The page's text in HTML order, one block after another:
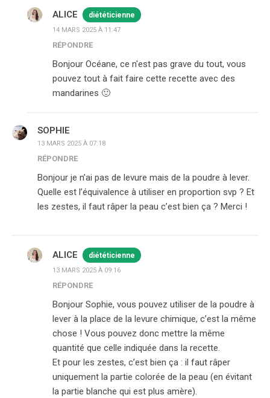
ALICE diététicienne
14 MARS 2025 À 11:47
RÉPONDRE
Bonjour Océane, ce n'est pas grave du tout, vous
pouvez tout à fait faire cette recette avec des
mandarines 🙂
SOPHIE
13 MARS 2025 À 07:18
RÉPONDRE
Bonjour je n’ai pas de levure mais de la poudre à lever.
Quelle est l’équivalence à utiliser en proportion svp ? Et
les zestes, il faut râper la peau c’est bien ça ? Merci !
ALICE diététicienne
13 MARS 2025 À 09:16
RÉPONDRE
Bonjour Sophie, vous pouvez utiliser de la poudre à
lever à la place de la levure chimique, c’est la même
chose ! Vous pouvez donc mettre la même
quantité que celle indiquée dans la recette.
Et pour les zestes, c’est bien ça : il faut râper
uniquement la partie colorée de la peau (en évitant
la partie blanche qui est plus amère).